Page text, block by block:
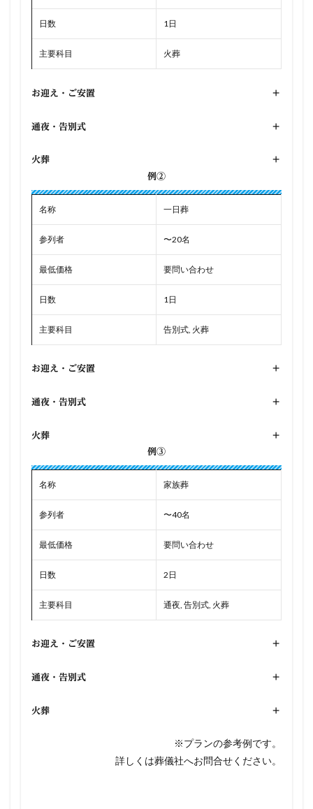
日数 1日
主要科目 火葬
お迎え・ご安置 +
通夜・告別式 +
火葬
+
例②
名称 一日葬
参列者 〜20名
最低価格 要問い合わせ
日数 1日
主要科目 告別式, 火葬
お迎え・ご安置 +
通夜・告別式 +
火葬
+
例③
名称 家族葬
参列者 〜40名
最低価格 要問い合わせ
日数 2日
主要科目 通夜, 告別式, 火葬
お迎え・ご安置 +
通夜・告別式 +
火葬 +
※プランの参考例です。
詳しくは葬儀社へお問合せください。